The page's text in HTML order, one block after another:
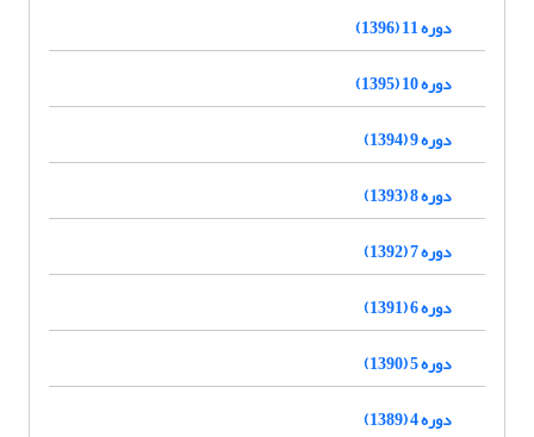
دوره 11 (1396)
دوره 10 (1395)
دوره 9 (1394)
دوره 8 (1393)
دوره 7 (1392)
دوره 6 (1391)
دوره 5 (1390)
دوره 4 (1389)